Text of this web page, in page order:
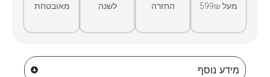
מאובטחת
לשנה
החזרה
מעל 599₪
מידע נוסף